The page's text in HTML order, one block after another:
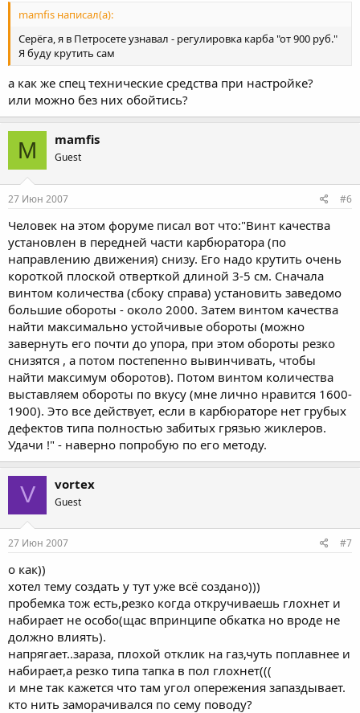
mamfis написал(а):
Серёга, я в Петросете узнавал - регулировка карба "от 900 руб."
Я буду крутить сам
а как же спец технические средства при настройке?
или можно без них обойтись?
M mamfis
Guest
27 Июн 2007 #6
Человек на этом форуме писал вот что:"Винт качества
установлен в передней части карбюратора (по
направлению движения) снизу. Его надо крутить очень
короткой плоской отверткой длиной 3-5 см. Сначала
винтом количества (сбоку справа) установить заведомо
большие обороты - около 2000. Затем винтом качества
найти максимально устойчивые обороты (можно
завернуть его почти до упора, при этом обороты резко
снизятся , а потом постепенно вывинчивать, чтобы
найти максимум оборотов). Потом винтом количества
выставляем обороты по вкусу (мне лично нравится 1600-
1900). Это все действует, если в карбюраторе нет грубых
дефектов типа полностью забитых грязью жиклеров.
Удачи !" - наверно попробую по его методу.
V vortex
Guest
27 Июн 2007 #7
о как))
хотел тему создать у тут уже всё создано)))
пробемка тож есть,резко когда откручиваешь глохнет и
набирает не особо(щас впринципе обкатка но вроде не
должно влиять).
напрягает..зараза, плохой отклик на газ,чуть поплавнее и
набирает,а резко типа тапка в пол глохнет(((
и мне так кажется что там угол опережения запаздывает.
кто нить заморачивался по сему поводу?